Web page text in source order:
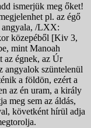
ismerjük meg őket!
pl. az égő
angyala, /LXX:
közepéből [Kiv 3,
mint Manoah
az égnek, az Úr
angyalok szüntelenül
a földön, ezért a
az én uram, a király
meg sem az áldás,
követként hírül adja